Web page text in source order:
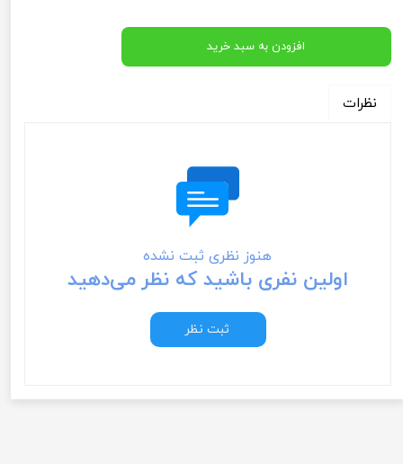
افزودن به سبد خرید
نظرات
هنوز نظری ثبت نشده
اولین نفری باشید که نظر می‌دهید
ثبت نظر